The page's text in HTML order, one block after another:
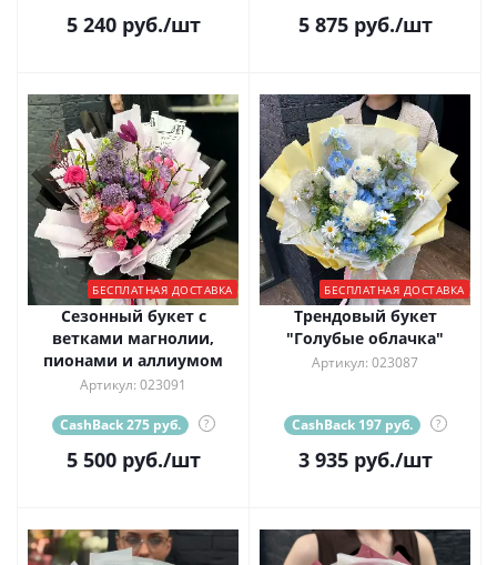
5 240руб./шт 5 875руб./шт
БЕСПЛАТНАЯ ДОСТАВКА
Сезонный букет с
ветками магнолии,
пионами и аллиумом
Артикул: 023091
CashBack 275 руб. ?
5 500руб./шт
БЕСПЛАТНАЯ ДОСТАВКА
Трендовый букет
"Голубые облачка"
Артикул: 023087
CashBack 197 руб. ?
3 935руб./шт